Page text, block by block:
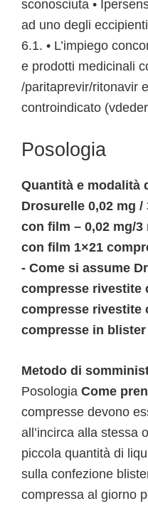
sconosciuta •
ad uno degli
6.1. • L’impiego
e prodotti medicinali
/paritaprevir/ritonavir
controindicato
Posologia
Quantità e modalità
Drosurelle 0,02 mg
con film – 0,02 mg/
con film 1×21
- Come si assume
compresse rivestite
compresse rivestite
compresse in
Metodo di
Posologia Come
compresse devono
all’incirca alla stessa
piccola quantità di
sulla confezione
compressa al giorno